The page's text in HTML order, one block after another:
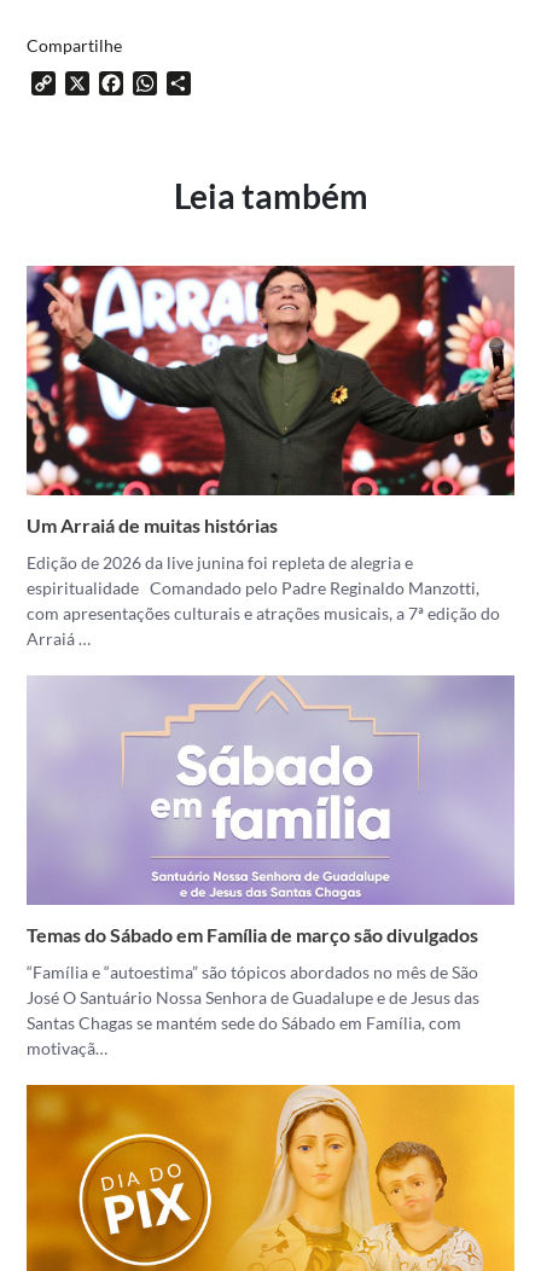
Compartilhe
Copy X FacebookWhatsApp
Leia também
Um Arraiá de muitas histórias
Edição de 2026 da live junina foi repleta de alegria e
espiritualidade Comandado pelo Padre Reginaldo Manzotti,
com apresentações culturais e atrações musicais, a 7ª edição do
Arraiá …
Temas do Sábado em Família de março são divulgados
“Família e “autoestima” são tópicos abordados no mês de São
José O Santuário Nossa Senhora de Guadalupe e de Jesus das
Santas Chagas se mantém sede do Sábado em Família, com
motivaçã…